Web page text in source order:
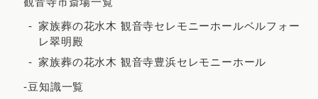
家族葬の花水木 観音寺セレモニーホールベルフォー
レ翠明殿
家族葬の花水木 観音寺豊浜セレモニーホール
-豆知識一覧